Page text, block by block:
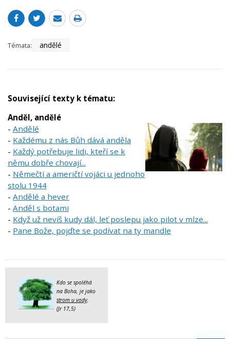
Témata: andělé
Související texty k tématu:
Anděl, andělé
- Andělé
- Každému z nás Bůh dává anděla
- Každý potřebuje lidi, kteří se k
němu dobře chovají...
- Němečtí a američtí vojáci u jednoho
stolu 1944
- Andělé a hever
- Anděl s botami
- Když už nevíš kudy dál, leť poslepu jako pilot v mlze...
- Pane Bože, pojďte se podívat na ty mandle
Kdo se spoléhá
na Boha, je jako
strom u vody.
(Jr 17,5)